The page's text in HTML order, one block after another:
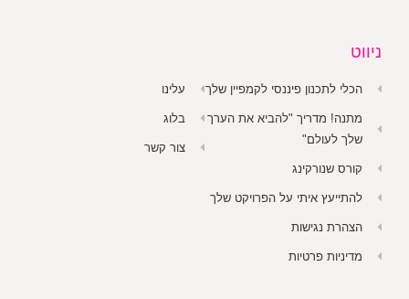
ניווט
הכלי לתכנון פיננסי לקמפיין שלך
מתנה! מדריך "להביא את הערך
שלך לעולם"
קורס שנורקינג
להתייעץ איתי על הפרויקט שלך
הצהרת נגישות
מדיניות פרטיות
עלינו
בלוג
צור קשר